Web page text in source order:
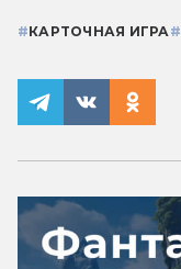
#КАРТОЧНАЯ ИГРА#